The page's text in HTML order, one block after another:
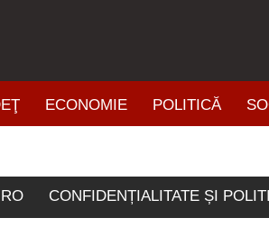
ECONOMIE POLITICĂ
CONFIDENȚIALITATE ȘI